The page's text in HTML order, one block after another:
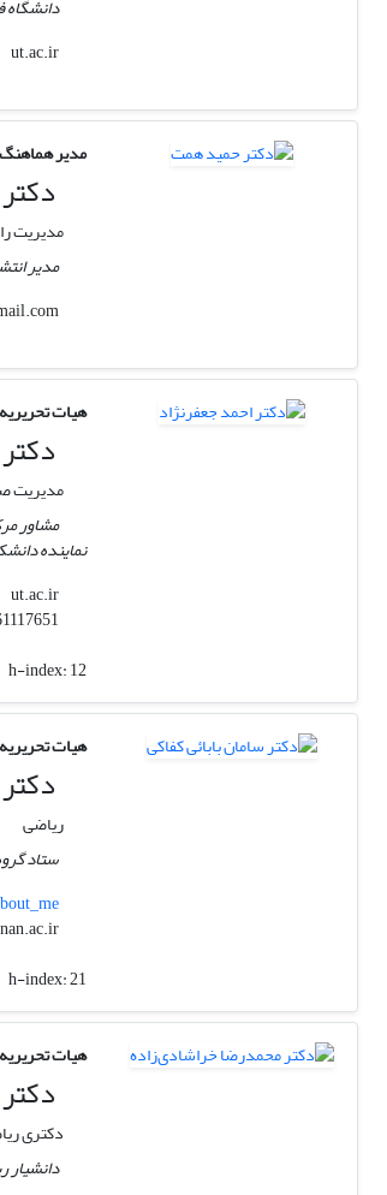
دانشگاه
mt.partovi
ut.ac.ir
مدیر
مدیریت
مدیر
hahe1350
هیات تحریریه
مدیریت
مشاور
نماینده
jafarnjd
ut.ac.ir
h-index:12
هیات تحریریه
ریاضی
ستاد
sbk
h-index:21
هیات تحریریه
دکتری
دانشیار